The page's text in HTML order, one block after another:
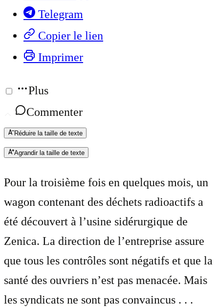
Telegram
Copier le lien
Imprimer
Plus
Commenter
Réduire la taille de texte
Agrandir la taille de texte
Pour la troisième fois en quelques mois, un
wagon contenant des déchets radioactifs a
été découvert à l’usine sidérurgique de
Zenica. La direction de l’entreprise assure
que tous les contrôles sont négatifs et que la
santé des ouvriers n’est pas menacée. Mais
les syndicats ne sont pas convaincus . . .